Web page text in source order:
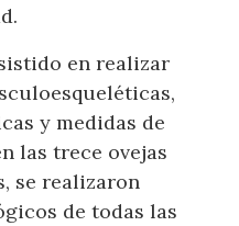
en realizar
y medidas de
las trece ovejas
se realizaron
de todas las